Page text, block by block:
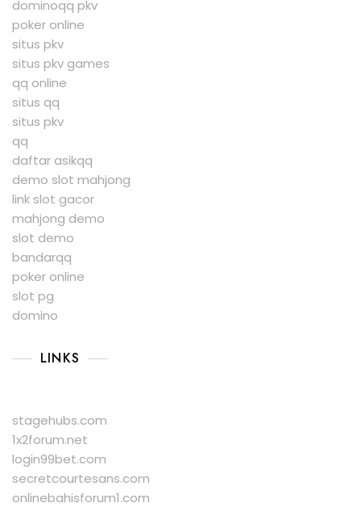
dominoqq pkv
poker online
situs pkv
situs pkv games
qq online
situs qq
situs pkv
qq
daftar asikqq
demo slot mahjong
link slot gacor
mahjong demo
slot demo
bandarqq
poker online
slot pg
domino
LINKS
stagehubs.com
1x2forum.net
login99bet.com
secretcourtesans.com
onlinebahisforum1.com